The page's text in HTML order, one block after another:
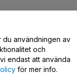
du användningen av
och
endast att använda
för mer info.